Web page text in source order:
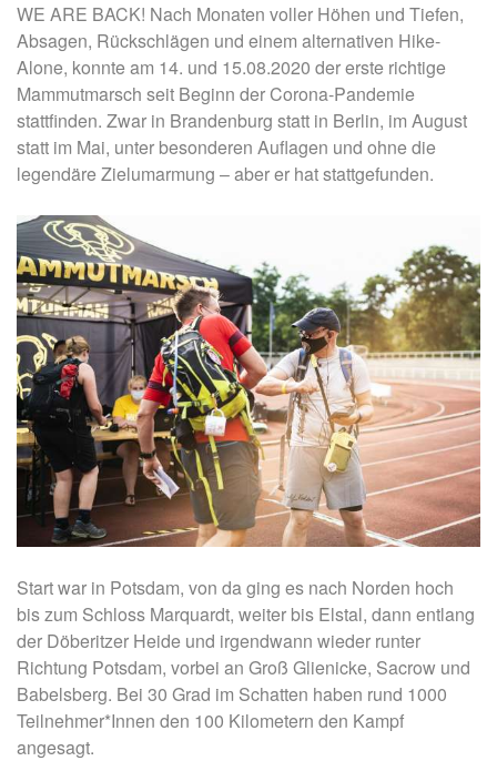
WE ARE BACK! Nach Monaten voller Höhen und Tiefen,
Absagen, Rückschlägen und einem alternativen Hike-
Alone, konnte am 14. und 15.08.2020 der erste richtige
Mammutmarsch seit Beginn der Corona-Pandemie
stattfinden. Zwar in Brandenburg statt in Berlin, im August
statt im Mai, unter besonderen Auflagen und ohne die
legendäre Zielumarmung – aber er hat stattgefunden.
Start war in Potsdam, von da ging es nach Norden hoch
bis zum Schloss Marquardt, weiter bis Elstal, dann entlang
der Döberitzer Heide und irgendwann wieder runter
Richtung Potsdam, vorbei an Groß Glienicke, Sacrow und
Babelsberg. Bei 30 Grad im Schatten haben rund 1000
Teilnehmer*Innen den 100 Kilometern den Kampf
angesagt.